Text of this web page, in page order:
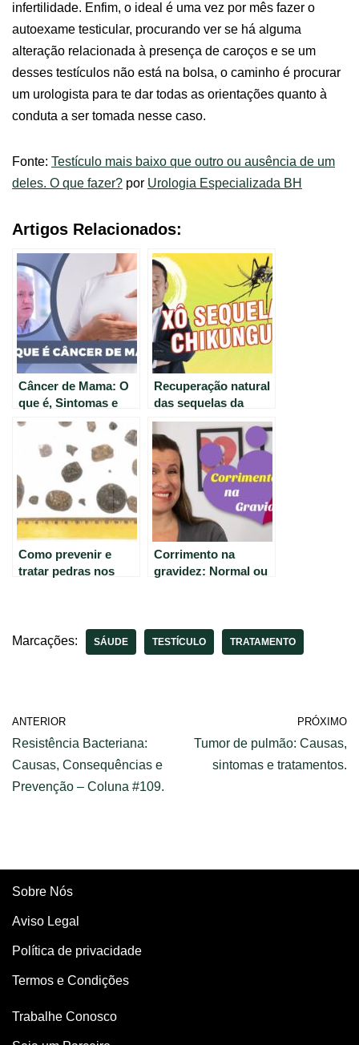
infertilidade. Enfim, o ideal é uma vez por mês fazer o
autoexame testicular, procurando ver se há alguma
alteração relacionada à presença de caroços e se um
desses testículos não está na bolsa, o caminho é procurar
um urologista para te dar todas as orientações quanto à
conduta a ser tomada nesse caso.
Fonte: Testículo mais baixo que outro ou ausência de um
deles. O que fazer? por Urologia Especializada BH
Artigos Relacionados:
Câncer de Mama: O
que é, Sintomas e
Tratamentos
Recuperação natural
das sequelas da
Chikungunya – Dicas
do Dr. Peter Liu
Como prevenir e
tratar pedras nos
Corrimento na
gravidez: Normal ou
Marcações: SÁUDE TESTÍCULO TRATAMENTO
ANTERIOR
Resistência Bacteriana:
Causas, Consequências e
Prevenção – Coluna #109.
PRÓXIMO
Tumor de pulmão: Causas,
sintomas e tratamentos.
Sobre Nós
Aviso Legal
Política de privacidade
Termos e Condições
Trabalhe Conosco